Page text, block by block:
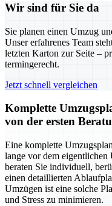
Wir sind für Sie da
Sie planen einen Umzug
Unser erfahrenes Team
letzten Karton zur Seite –
termingerecht.
Jetzt schnell vergleichen
Komplette
von der ersten
Eine komplette
lange vor dem eigentlichen
beraten Sie individuell,
einen detaillierten
Umzügen ist eine solche
und Stress zu minimieren.